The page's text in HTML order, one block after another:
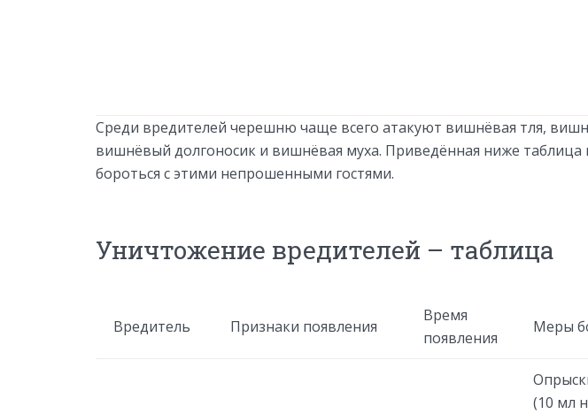
Среди вредителей черешню чаще всего атакуют вишнёвая тля,
вишнёвый долгоносик и вишнёвая муха. Приведённая ниже таблица
бороться с этими непрошенными гостями.
Уничтожение вредителей – таблица
Вредитель Признаки появления
Время
появления
Меры
(10 мл